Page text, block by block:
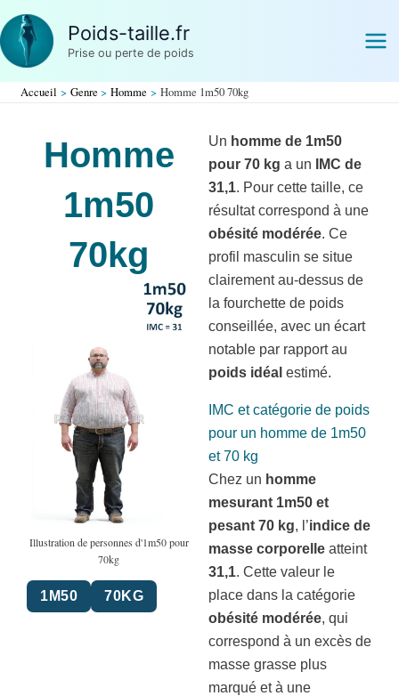
Aller
au
contenu
Poids-taille.fr
Prise ou perte de poids
Accueil Genre Homme Homme 1m50 70kg
Homme
1m50
70kg
Illustration de personnes d'1m50 pour
70kg
1M50 70KG
Un homme de 1m50
pour 70 kg a un
IMC de
31,1. Pour cette taille, ce
résultat correspond à une
obésité modérée. Ce
profil masculin se situe
clairement au-dessus de
la fourchette de poids
conseillée, avec un écart
notable par rapport au
poids idéal estimé.
IMC et catégorie de poids
pour un homme de 1m50
et 70 kg
Chez un homme
mesurant 1m50 et
pesant 70 kg, l’indice de
masse corporelle atteint
31,1. Cette valeur le
place dans la catégorie
obésité modérée, qui
correspond à un excès de
masse grasse plus
marqué et à une